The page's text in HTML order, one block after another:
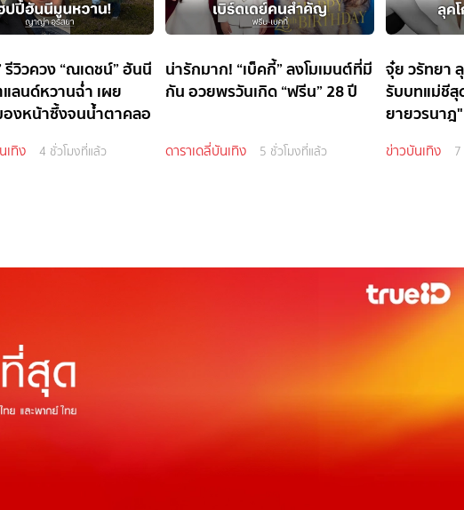
วิวควง “ณเดชน์” ฮันนี
ลนด์หวานฉ่ำ เผย
องหน้าซึ้งจนน้ำตาคลอ
เทิง 4 ชั่วโมงที่แล้ว
น่ารักมาก! “เบ็คกี้” ลงโมเมนต์ที่มี
กัน อวยพรวันเกิด “ฟรีน” 28 ปี
ดาราเดลี่บันเทิง 5 ชั่วโมงที่แล้ว
จุ๋ย วรัทยา
รับบทแม่ชี
ยายวรนาฎ"
ข่าวบันเทิง